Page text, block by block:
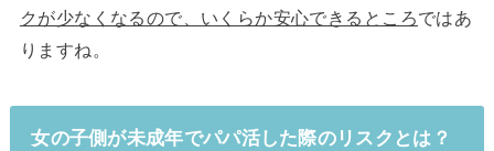
クが少なくなるので、いくらか安心できるところではあ
りますね。
女の子側が未成年でパパ活した際のリスクとは？